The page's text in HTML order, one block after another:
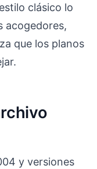
clásico lo
acogedores,
que los planos
y versiones